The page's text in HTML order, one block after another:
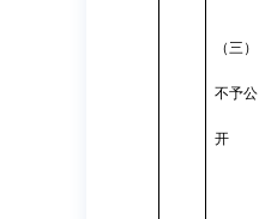
（三）
不予公
开